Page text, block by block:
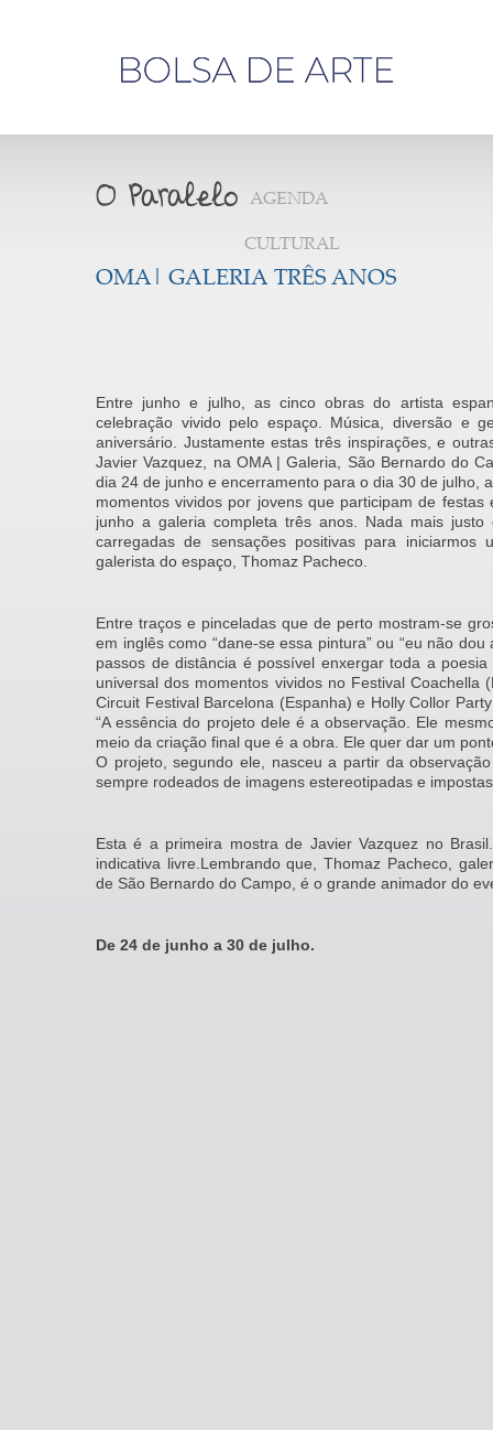
AGENDA
CULTURAL
OMA| GALERIA TRÊS ANOS
Entre junho e julho, as cinco obras do artista
celebração vivido pelo espaço. Música, diversão e
aniversário. Justamente estas três inspirações, e
Javier Vazquez, na OMA | Galeria, São Bernardo do
dia 24 de junho e encerramento para o dia 30 de julho,
momentos vividos por jovens que participam de
junho a galeria completa três anos. Nada mais
carregadas de sensações positivas para
galerista do espaço, Thomaz Pacheco.
Entre traços e pinceladas que de perto mostram-se
em inglês como “dane-se essa pintura” ou “eu não
passos de distância é possível enxergar toda a
universal dos momentos vividos no Festival Coachella
Circuit Festival Barcelona (Espanha) e Holly Collor
“A essência do projeto dele é a observação. Ele
meio da criação final que é a obra. Ele quer dar um
O projeto, segundo ele, nasceu a partir da
sempre rodeados de imagens estereotipadas e
Esta é a primeira mostra de Javier Vazquez no
indicativa livre.Lembrando que, Thomaz Pacheco,
de São Bernardo do Campo, é o grande animador do
De 24 de junho a 30 de julho.